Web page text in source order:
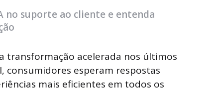
no suporte ao cliente e entenda
transformação acelerada nos últimos
consumidores esperam respostas
mais eficientes em todos os